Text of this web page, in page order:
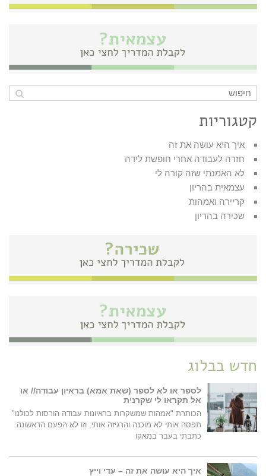
קטגוריות
איך היא עושה את זה
חזרה לעבודה אחרי חופשת לידה
לא האמנתי שזה קורה לי
עצמאית בהריון
קריירה ואמהות
שכירה בהריון
חדש בבלוג
לספר או לא לספר (שאת אמא) בראיון עבודה// או
אל תקראו לי שקרנית
הכותרת "אמהות שמשקרות בראיונות עבודה הורסות לכולנו"
תפסה אותי לא מוכנה והרגיזה אותי, וזו לא הפעם הראשונה.
כתבתי בעבר במאקו
איך היא עושה את זה – עדי וייץ